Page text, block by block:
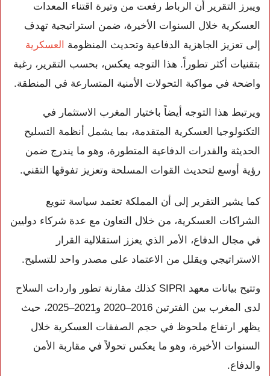
ويبرز التقرير أن الرباط رفعت من وتيرة اقتناء المعدات
العسكرية خلال السنوات الأخيرة، ضمن استراتيجية تهدف
إلى تعزيز الجاهزية الدفاعية وتحديث المنظومة
العسكرية
بتقنيات أكثر تطوراً. هذا التوجه يعكس، بحسب التقرير، رغبة
واضحة في مواكبة التحولات الأمنية المتسارعة في المنطقة.
ويرتبط هذا التوجه أيضاً باختيار المغرب الاستثمار في
التكنولوجيا العسكرية المتقدمة، بما يشمل أنظمة التسليح
الحديثة والقدرات الدفاعية المتطورة، وهو ما يندرج ضمن
رؤية أوسع لتحديث القوات المسلحة وتعزيز تفوقها التقني.
كما يشير التقرير إلى أن المملكة تعتمد سياسة تنويع
الشراكات العسكرية، من خلال التعاون مع عدة شركاء دوليين
في مجال الدفاع، الأمر الذي يعزز استقلالية القرار
الاستراتيجي ويقلل من الاعتماد على مصدر واحد للتسليح.
وتتيح بيانات معهد SIPRI كذلك مقارنة تطور واردات السلاح
لدى المغرب بين الفترتين 2016–2020 و2021–2025، حيث
يظهر ارتفاع ملحوظ في حجم الصفقات العسكرية خلال
السنوات الأخيرة، وهو ما يعكس تحولاً في مقاربة الأمن
والدفاع.